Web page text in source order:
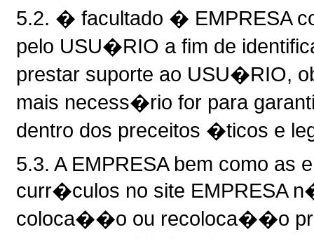
5.2. � facultado � EMPRESA
pelo USU�RIO a fim de
prestar suporte ao USU�RIO,
mais necess�rio for para
dentro dos preceitos �ticos e
5.3. A EMPRESA bem como as
curr�culos no site EMPRESA
coloca��o ou recoloca��o